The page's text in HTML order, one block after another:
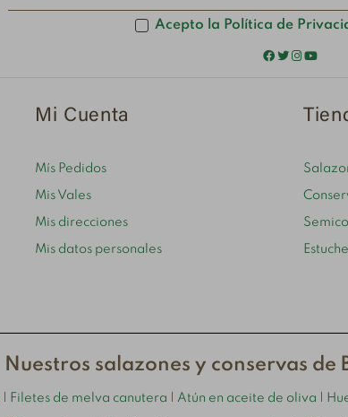
Acepto la Política de
Mi Cuenta
Mís Pedidos
Mis Vales
Mis direcciones
Mis datos personales
Nuestros salazones y conservas de
Filetes de melva canutera Atún en aceite de oliva